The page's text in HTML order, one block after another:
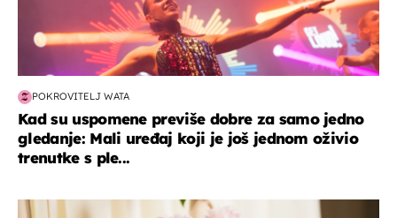
POKROVITELJ WATA
Kad su uspomene previše dobre za samo jedno
gledanje: Mali uređaj koji je još jednom oživio
trenutke s ple...
moda & ljepota